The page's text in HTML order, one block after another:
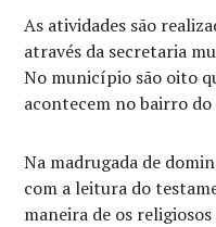
As atividades são
através da secretaria
No município são oito
acontecem no bairro
Na madrugada de
com a leitura do
maneira de os